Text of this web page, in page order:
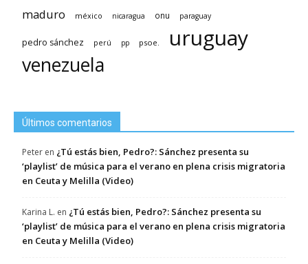
maduro méxico nicaragua onu paraguay
pedro sánchez perú pp psoe. uruguay
venezuela
Últimos comentarios
Peter en ¿Tú estás bien, Pedro?: Sánchez presenta su
‘playlist’ de música para el verano en plena crisis migratoria
en Ceuta y Melilla (Video)
Karina L. en ¿Tú estás bien, Pedro?: Sánchez presenta su
‘playlist’ de música para el verano en plena crisis migratoria
en Ceuta y Melilla (Video)